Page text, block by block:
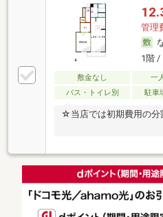
管理
1階 /
敷金なし 一
バス・トイレ別
駐車
☆当店では初期費用の